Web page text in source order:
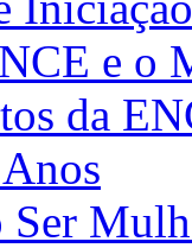
e o
da
Ser